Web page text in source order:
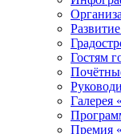
Гостям
Галерея
Премия